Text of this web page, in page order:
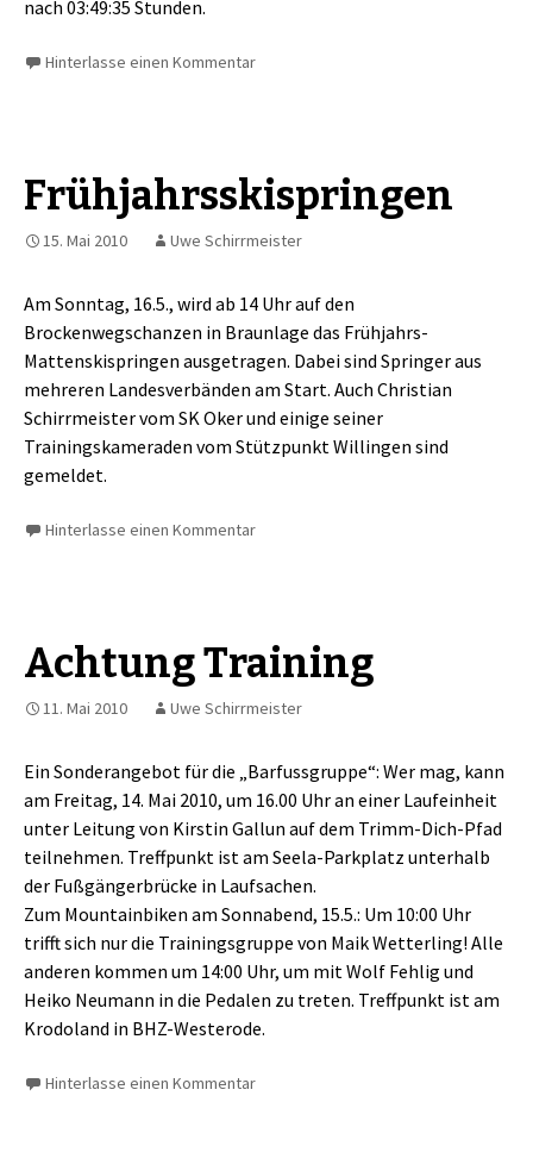
nach 03:49:35 Stunden.
Hinterlasse einen Kommentar
Frühjahrsskispringen
15. Mai 2010 Uwe Schirrmeister
Am Sonntag, 16.5., wird ab 14 Uhr auf den
Brockenwegschanzen in Braunlage das Frühjahrs-
Mattenskispringen ausgetragen. Dabei sind Springer aus
mehreren Landesverbänden am Start. Auch Christian
Schirrmeister vom SK Oker und einige seiner
Trainingskameraden vom Stützpunkt Willingen sind
gemeldet.
Hinterlasse einen Kommentar
Achtung Training
11. Mai 2010 Uwe Schirrmeister
Ein Sonderangebot für die „Barfussgruppe“: Wer mag, kann
am Freitag, 14. Mai 2010, um 16.00 Uhr an einer Laufeinheit
unter Leitung von Kirstin Gallun auf dem Trimm-Dich-Pfad
teilnehmen. Treffpunkt ist am Seela-Parkplatz unterhalb
der Fußgängerbrücke in Laufsachen.
Zum Mountainbiken am Sonnabend, 15.5.: Um 10:00 Uhr
trifft sich nur die Trainingsgruppe von Maik Wetterling! Alle
anderen kommen um 14:00 Uhr, um mit Wolf Fehlig und
Heiko Neumann in die Pedalen zu treten. Treffpunkt ist am
Krodoland in BHZ-Westerode.
Hinterlasse einen Kommentar